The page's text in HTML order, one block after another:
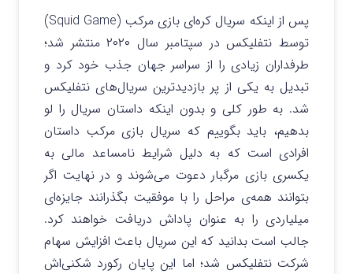
پس از اینکه سریال کره‌ای بازی مرکب (Squid Game)
توسط نتفلیکس در سپتامبر سال ۲۰۲۰ منتشر شد؛
طرفداران زیادی را از سراسر جهان جذب خود کرد و
تبدیل به یکی از پر بازدیدترین سریال‌های نتفلیکس
شد. به طور کلی و بدون اینکه داستان سریال را لو
بدهیم، باید بگوییم که سریال بازی مرکب داستان
افرادی است که به دلیل شرایط نامساعد مالی به
یکسری بازی مرگبار دعوت می‌شوند و در نهایت اگر
بتوانند همه‌ی مراحل را با موفقیت بگذرانند جایزه‌ای
میلیاردی را به عنوان پاداش دریافت خواهند کرد.
جالب است بدانید که این سریال باعث افزایش سهام
شرکت نتفلیکس شد؛ اما این پایان رکورد شکنی‌اش